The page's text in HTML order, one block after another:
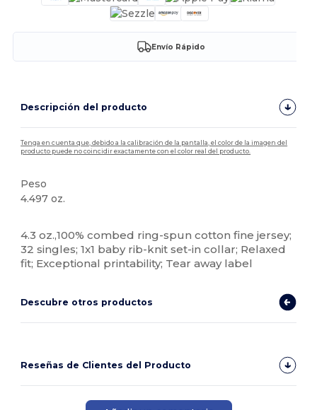
Envío Rápido
Descripción del producto
Tenga en cuenta que, debido a la calibración de la pantalla, el color de la imagen del
producto puede no coincidir exactamente con el color real del producto.
Peso
4.497 oz.
4.3 oz.,100% combed ring-spun cotton fine jersey;
32 singles; 1x1 baby rib-knit set-in collar; Relaxed
fit; Exceptional printability; Tear away label
Descubre otros productos
Reseñas de Clientes del Producto